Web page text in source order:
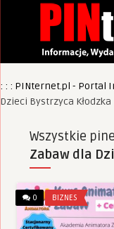
: : : PINternet.pl - Portal
Dzieci Bystrzyca Kłodzka
Wszystkie
Zabaw dla
0 BIZNES